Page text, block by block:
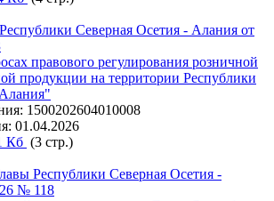
Северная Осетия - Алания от
правового регулирования розничной
продукции на территории Республики
1500202604010008
01.04.2026
Кб (3 стр.)
Республики Северная Осетия -
№ 118